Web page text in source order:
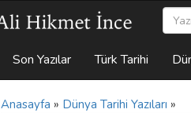
Son Yazılar Türk Tarihi
Anasayfa » Dünya Tarihi Yazıları »